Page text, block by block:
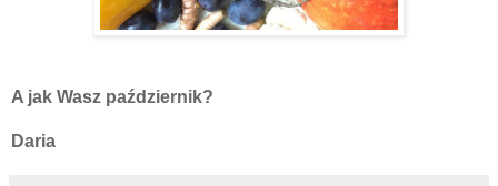
A jak Wasz październik?
Daria